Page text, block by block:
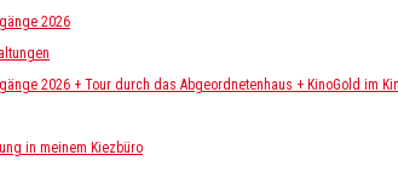
2026
2026 + Tour durch das Abgeordnetenhaus + KinoGold im
in meinem Kiezbüro